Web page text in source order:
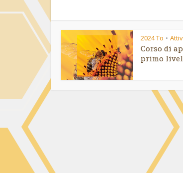
2024 To •
Corso di
primo